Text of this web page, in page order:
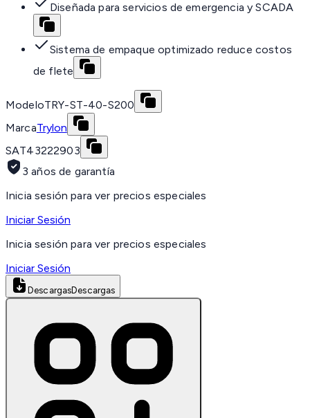
Diseñada para servicios de emergencia y SCADA
Sistema de empaque optimizado reduce costos
de flete
ModeloTRY-ST-40-S200
MarcaTrylon
SAT43222903
3 años de garantía
Inicia sesión para ver precios especiales
Iniciar Sesión
Inicia sesión para ver precios especiales
Iniciar Sesión
DescargasDescargas